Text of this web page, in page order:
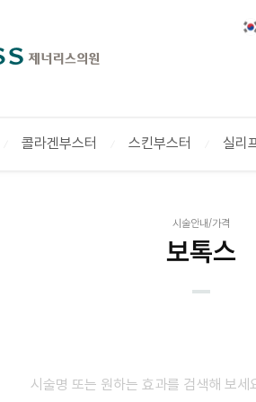
콜라겐부스터 스킨부스터 실리
시술안내/가격
보톡스